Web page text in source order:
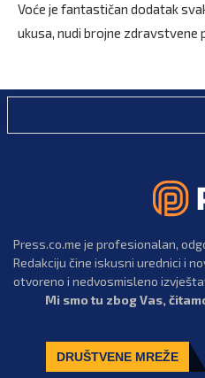
Voće je fantastičan dodatak
ukusa, nudi brojne zdravstvene
Press.co.me je profesionalan,
Redakciju čine iskusni urednici i
otvoreno i nedvosmisleno
Mi smo tu zbog Vas,
DRUŠTVENE MREŽE